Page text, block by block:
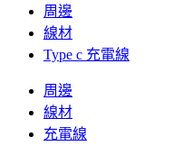
周邊
線材
Type c 充電線
周邊
線材
充電線